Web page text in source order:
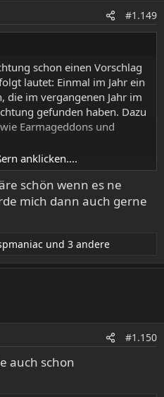
#1.149
schon einen Vorschlag
lautet: Einmal im Jahr ein
die im vergangenen Jahr im
gefunden haben. Dazu
Earmageddons und
jeder (ist ja kein
sammelt bis zu einer
die werden anschließend
schwankt je nach
mehr im Wege.
anklicken....
schön wenn es ne
mich dann auch gerne
und 3 andere
#1.150
auch schon